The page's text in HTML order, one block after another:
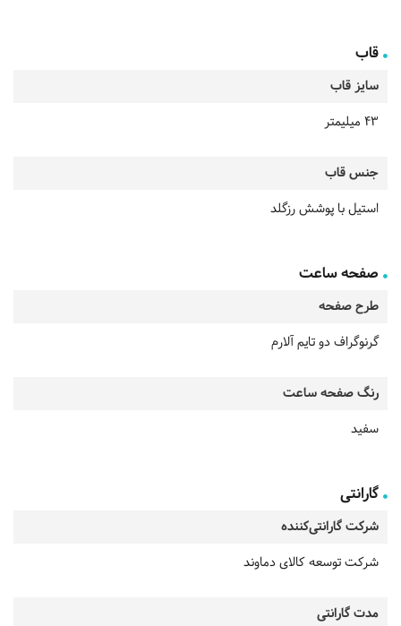
قاب
سایز قاب
43 میلیمتر
جنس قاب
استیل با پوشش رزگلد
صفحه ساعت
طرح صفحه
گرنوگراف دو تایم آلارم
رنگ صفحه ساعت
سفید
گارانتی
شرکت گارانتی‌کننده
شرکت توسعه کالای دماوند
مدت گارانتی